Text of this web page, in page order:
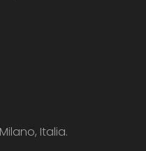
Italia.